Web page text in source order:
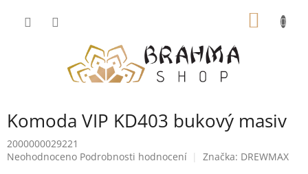
Komoda VIP KD403 bukový masiv
2000000029221
Průměrné
Neohodnoceno Podrobnosti hodnocení Značka: DREWMAX